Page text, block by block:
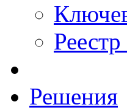
Решения